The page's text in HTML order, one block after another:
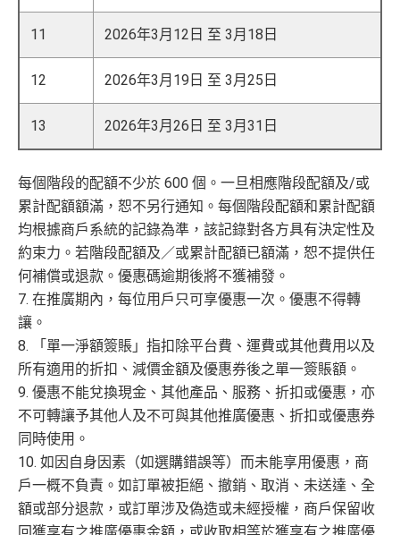
11 2026年3月12日 至 3月18日
12 2026年3月19日 至 3月25日
13 2026年3月26日 至 3月31日
每個階段的配額不少於 600 個。一旦相應階段配額及/或
累計配額額滿，恕不另行通知。每個階段配額和累計配額
均根據商戶系統的記錄為準，該記錄對各方具有決定性及
約束力。若階段配額及／或累計配額已額滿，恕不提供任
何補償或退款。優惠碼逾期後將不獲補發。
7. 在推廣期內，每位用戶只可享優惠一次。優惠不得轉
讓。
8. 「單一淨額簽賬」指扣除平台費、運費或其他費用以及
所有適用的折扣、減價金額及優惠券後之單一簽賬額。
9. 優惠不能兌換現金、其他產品、服務、折扣或優惠，亦
不可轉讓予其他人及不可與其他推廣優惠、折扣或優惠券
同時使用。
10. 如因自身因素（如選購錯誤等）而未能享用優惠，商
戶一概不負責。如訂單被拒絕、撤銷、取消、未送達、全
額或部分退款，或訂單涉及偽造或未經授權，商戶保留收
回獲享有之推廣優惠金額，或收取相等於獲享有之推廣優